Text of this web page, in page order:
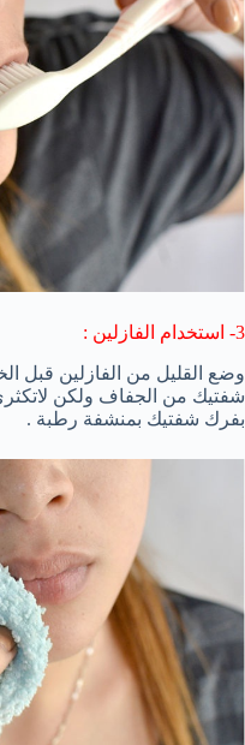
3- استخدام الفازلين :
وضع القليل من الفازلين قبل
شفتيك من الجفاف ولكن
بفرك شفتيك بمنشفة رطبة .